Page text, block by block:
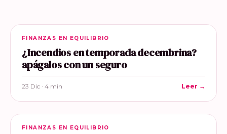
FINANZAS EN EQUILIBRIO
¿Incendios en temporada decembrina?
apágalos con un seguro
23 Dic · 4 min Leer →
FINANZAS EN EQUILIBRIO